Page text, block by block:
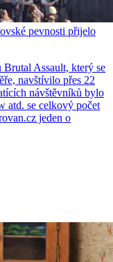
pevnosti přijelo
Assault, který se
navštívilo přes 22
návštěvníků bylo
atd. se celkový počet
jeden o